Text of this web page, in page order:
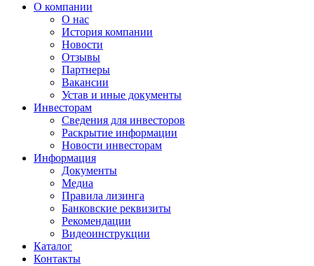
О компании
О нас
История компании
Новости
Отзывы
Партнеры
Вакансии
Устав и иные документы
Инвесторам
Сведения для инвесторов
Раскрытие информации
Новости инвесторам
Информация
Документы
Медиа
Правила лизинга
Банковские реквизиты
Рекомендации
Видеоинструкции
Каталог
Контакты